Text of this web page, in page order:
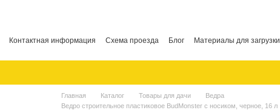
Контактная информация Схема проезда Блог Материалы для загрузки
Главная Каталог Товары для дачи
Ведра
Ведро строительное пластиковое BudMonster с носиком, черное, 16 л